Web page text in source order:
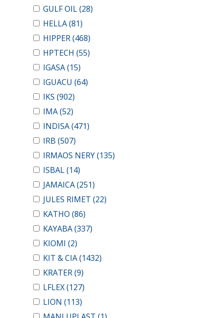
GULF OIL(28)
HELLA(81)
HIPPER(468)
HPTECH (55)
IGASA(15)
IGUACU (64)
IKS (902)
IMA(52)
INDISA(471)
IRB (507)
IRMAOS NERY(135)
ISBAL(14)
JAMAICA(251)
JULES RIMET (22)
KATHO (86)
KAYABA(337)
KIOMI (2)
KIT & CIA(1432)
KRATER(9)
LFLEX(127)
LION (113)